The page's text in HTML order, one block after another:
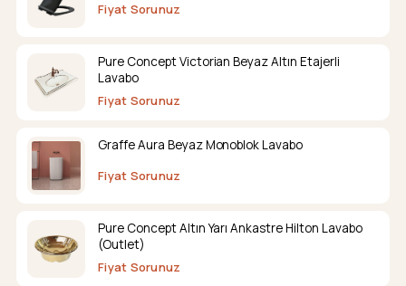
Fiyat Sorunuz
Pure Concept Victorian Beyaz Altın Etajerli
Lavabo
Fiyat Sorunuz
Graffe Aura Beyaz Monoblok Lavabo
Fiyat Sorunuz
Pure Concept Altın Yarı Ankastre Hilton Lavabo
(Outlet)
Fiyat Sorunuz